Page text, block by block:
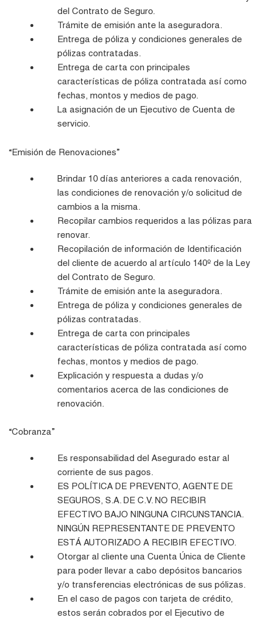
del Contrato de Seguro.
Trámite de emisión ante la aseguradora.
Entrega de póliza y condiciones generales de
pólizas contratadas.
Entrega de carta con principales
características de póliza contratada así como
fechas, montos y medios de pago.
La asignación de un Ejecutivo de Cuenta de
servicio.
“Emisión de Renovaciones”
Brindar 10 días anteriores a cada renovación,
las condiciones de renovación y/o solicitud de
cambios a la misma.
Recopilar cambios requeridos a las pólizas para
renovar.
Recopilación de información de Identificación
del cliente de acuerdo al artículo 140º de la Ley
del Contrato de Seguro.
Trámite de emisión ante la aseguradora.
Entrega de póliza y condiciones generales de
pólizas contratadas.
Entrega de carta con principales
características de póliza contratada así como
fechas, montos y medios de pago.
Explicación y respuesta a dudas y/o
comentarios acerca de las condiciones de
renovación.
“Cobranza”
Es responsabilidad del Asegurado estar al
corriente de sus pagos.
ES POLÍTICA DE PREVENTO, AGENTE DE
SEGUROS, S.A. DE C.V. NO RECIBIR
EFECTIVO BAJO NINGUNA CIRCUNSTANCIA.
NINGÚN REPRESENTANTE DE PREVENTO
ESTÁ AUTORIZADO A RECIBIR EFECTIVO.
Otorgar al cliente una Cuenta Única de Cliente
para poder llevar a cabo depósitos bancarios
y/o transferencias electrónicas de sus pólizas.
En el caso de pagos con tarjeta de crédito,
estos serán cobrados por el Ejecutivo de